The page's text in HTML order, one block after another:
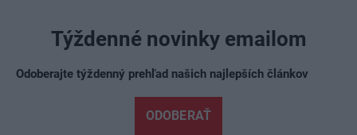
Týždenné novinky emailom
Odoberajte týždenný prehľad našich najlepších článkov
ODOBERAŤ